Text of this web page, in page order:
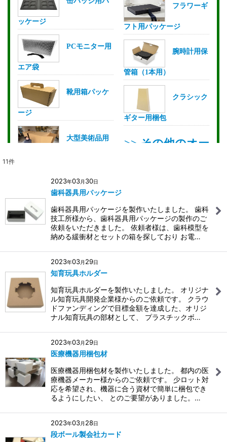
11件
2023年03月 30日
歯科器具用パッケージ
歯科器具用パッケージを製作いたしました。 歯科
技工所様から、歯科器具用パッケージの製作のご
依頼をいただきました。 依頼者様は、歯科模型を
納める緩衝材とセットの箱を探しており お電…
2023年03月 29日
知育玩具ホルダー
知育玩具ホルダーを製作いたしました。 オリジナ
ル知育玩具開発企業様からのご依頼です。 クラウ
ドファンディングで目標金額を達成した、オリジ
ナル知育玩具の部材として、 プラスチックボ…
2023年03月 29日
医療機器用梱包材
医療機器用梱包材を製作いたしました。 都内の医
療機器メーカー様からのご依頼です。 少ロット対
応を希望され、機器に合う資材で簡単に梱包でき
るようにしたい、 とのご要望がありました。…
2023年03月 28日
段ボール製会社カード